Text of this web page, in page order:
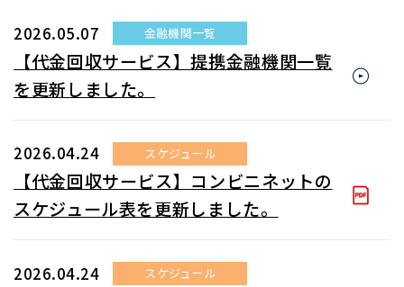
2026.05.07 金融機関一覧
【代金回収サービス】提携金融機関一覧
を更新しました。
2026.04.24 スケジュール
【代金回収サービス】コンビニネットの
スケジュール表を更新しました。
2026.04.24 スケジュール